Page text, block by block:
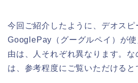
今回ご紹介したように、デオスピ
GooglePay（グーグルペイ）が
由は、人それぞれ異なります。
は、参考程度にご覧いただけると